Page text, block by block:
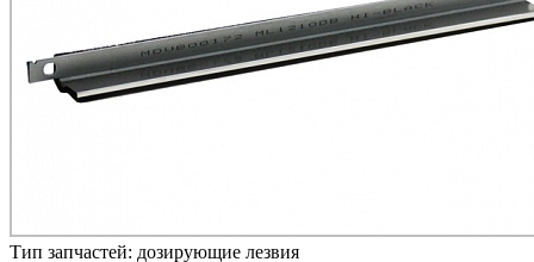
Тип запчастей: дозирующие лезвия